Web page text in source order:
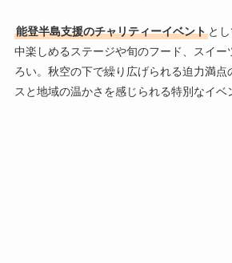
能登半島支援のチャリティーイベントと
中楽しめるステージや旬のフード、スイー
ろい。秋空の下で繰り広げられる迫力満点
スと地域の温かさを感じられる特別なイベ